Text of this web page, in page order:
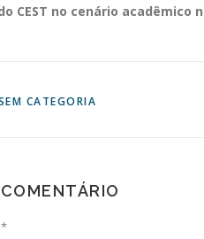
CEST no cenário acadêmico
CATEGORIA
*